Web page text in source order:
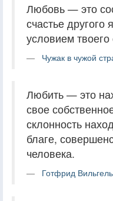
Любовь — это
счастье
условием твоего
Чужак в чужой
Любить — это
свое
склонность
благе,
человека.
Готфрид